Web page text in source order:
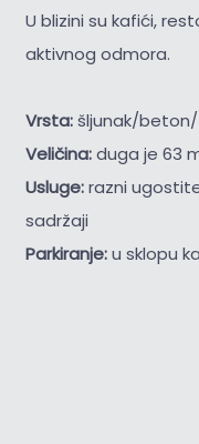
U blizini su kafići,
aktivnog odmora.
Vrsta:šljunak/
Veličina:duga je 63
Usluge:razni
sadržaji
Parkiranje:u sklopu